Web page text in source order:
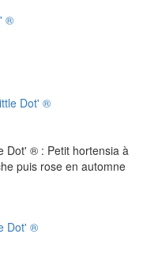
®
Dot' ® : Petit hortensia à
puis rose en automne
Dot' ®